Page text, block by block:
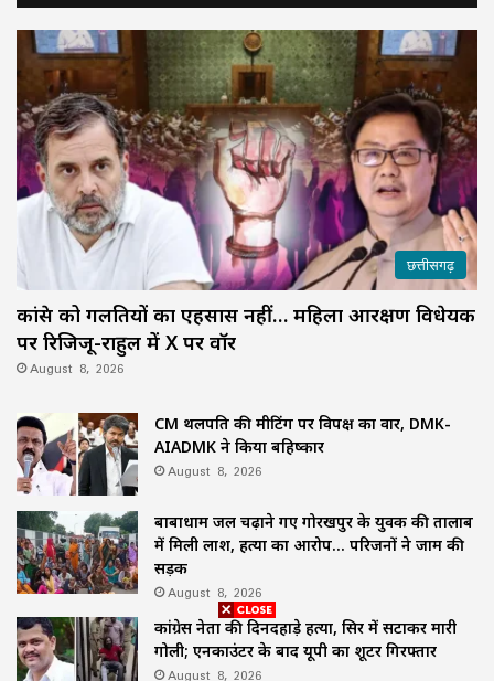
छत्तीसगढ़
कांग्रेस को गलतियों का एहसास नहीं… महिला आरक्षण विधेयक
पर रिजिजू-राहुल में X पर वॉर
August 8, 2026
CM थलपति की मीटिंग पर विपक्ष का वार, DMK-
AIADMK ने किया बहिष्कार
August 8, 2026
बाबाधाम जल चढ़ाने गए गोरखपुर के युवक की तालाब
में मिली लाश, हत्या का आरोप… परिजनों ने जाम की
सड़क
August 8, 2026
कांग्रेस नेता की दिनदहाड़े हत्या, सिर में सटाकर मारी
गोली; एनकाउंटर के बाद यूपी का शूटर गिरफ्तार
August 8, 2026